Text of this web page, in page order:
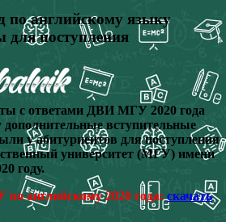
английскому языку
для поступления
с ответами ДВИ МГУ 2020 года
вступительные
у абитуриентов для поступления
университет (МГУ) имени
году.
английскому 2020 года: скачать